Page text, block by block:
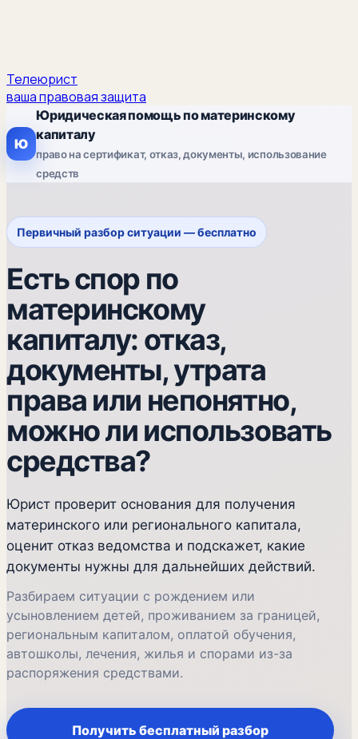
Телеюрист
ваша правовая защита
Ю
Юридическая помощь по материнскому
капиталу
право на сертификат, отказ, документы, использование
средств
Первичный разбор ситуации — бесплатно
Есть спор по
материнскому
капиталу: отказ,
документы, утрата
права или непонятно,
можно ли использовать
средства?
Юрист проверит основания для получения
материнского или регионального капитала,
оценит отказ ведомства и подскажет, какие
документы нужны для дальнейших действий.
Разбираем ситуации с рождением или
усыновлением детей, проживанием за границей,
региональным капиталом, оплатой обучения,
автошколы, лечения, жилья и спорами из-за
распоряжения средствами.
Получить бесплатный разбор